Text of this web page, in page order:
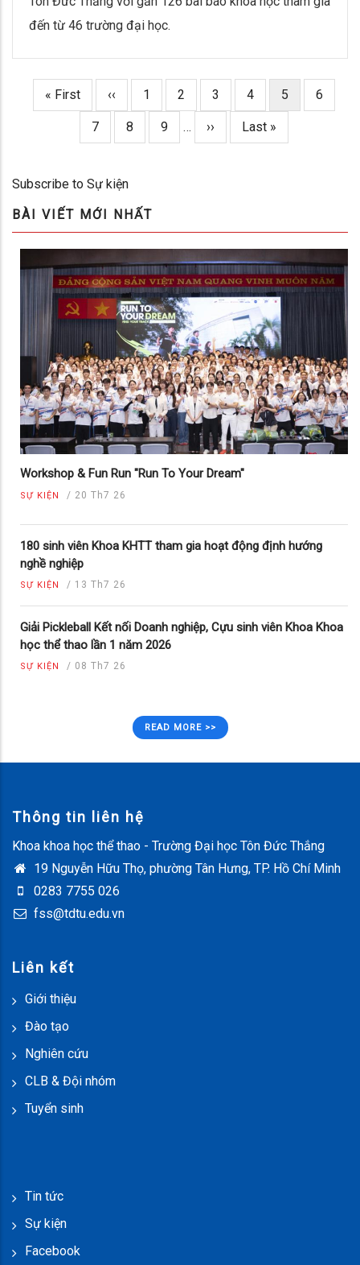
đến từ 46 trường đại học.
Pagination
First
« First
Trang
trước
‹‹ Page
1 Page
2 Page
3 Page
4
Trang
hiện
thời
5 Page
6
Page
7 Page
8 Page
9 …
Next
››
Last
Last »
Subscribe to Sự kiện
BÀI VIẾT MỚI NHẤT
Workshop & Fun Run "Run To Your Dream"
SỰ KIỆN / 20 Th7 26
180 sinh viên Khoa KHTT tham gia hoạt động định hướng
nghề nghiệp
SỰ KIỆN / 13 Th7 26
Giải Pickleball Kết nối Doanh nghiệp, Cựu sinh viên Khoa Khoa
học thể thao lần 1 năm 2026
SỰ KIỆN / 08 Th7 26
READ MORE >>
Thông tin liên hệ
Khoa khoa học thể thao - Trường Đại học Tôn Đức Thắng
19 Nguyễn Hữu Thọ, phường Tân Hưng, TP. Hồ Chí Minh
0283 7755 026
fss@tdtu.edu.vn
Liên kết
Giới thiệu
Đào tạo
Nghiên cứu
CLB & Đội nhóm
Tuyển sinh
Tin tức
Sự kiện
Facebook